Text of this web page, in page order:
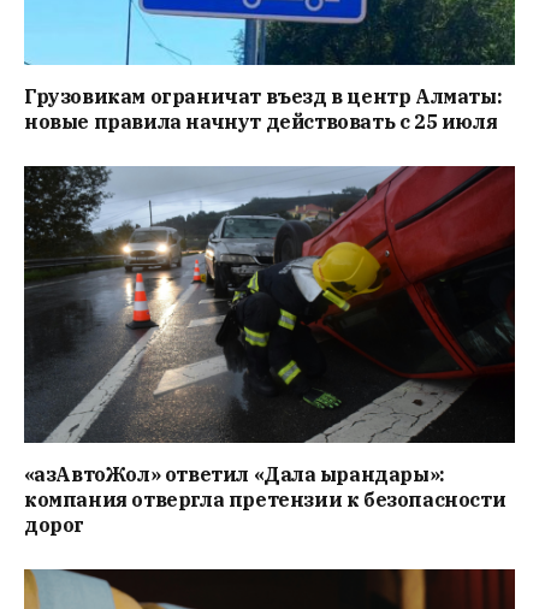
Грузовикам ограничат въезд в центр Алматы:
новые правила начнут действовать с 25 июля
«ҚазАвтоЖол» ответил «Дала Қырандары»:
компания отвергла претензии к безопасности
дорог